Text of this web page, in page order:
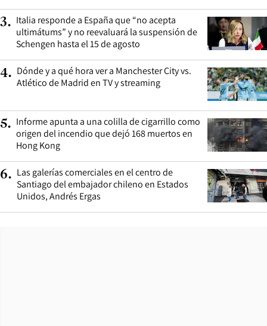
3. Italia responde a España que “no acepta
ultimátums” y no reevaluará la suspensión de
Schengen hasta el 15 de agosto
4. Dónde y a qué hora ver a Manchester City vs.
Atlético de Madrid en TV y streaming
5. Informe apunta a una colilla de cigarrillo como
origen del incendio que dejó 168 muertos en
Hong Kong
6. Las galerías comerciales en el centro de
Santiago del embajador chileno en Estados
Unidos, Andrés Ergas